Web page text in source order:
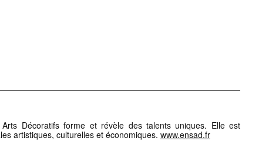
Décoratifs forme et révèle des talents uniques. Elle est
artistiques, culturelles et économiques. www.ensad.fr